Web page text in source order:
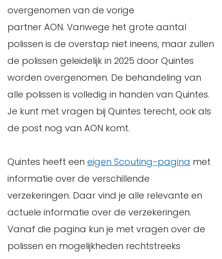
overgenomen van de vorige
partner AON. Vanwege het grote aantal
polissen is de overstap niet ineens, maar zullen
de polissen geleidelijk in 2025 door Quintes
worden overgenomen. De behandeling van
alle polissen is volledig in handen van Quintes.
Je kunt met vragen bij Quintes terecht, ook als
de post nog van AON komt.
Quintes heeft een eigen Scouting-pagina met
informatie over de verschillende
verzekeringen. Daar vind je alle relevante en
actuele informatie over de verzekeringen.
Vanaf die pagina kun je met vragen over de
polissen en mogelijkheden rechtstreeks